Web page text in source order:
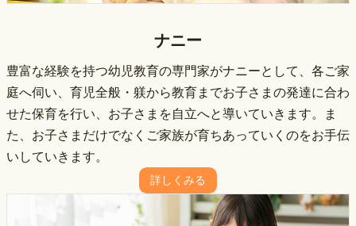
ナニー
豊富な経験を持つ幼児教育の専⾨家がナニーとして、各ご家
庭へ伺い、育児全般・躾から教育までお子さまの発達に合わ
せた保育を⾏い、お子さまを⾃⽴へと導いていきます。ま
た、お子さまだけでなくご家族が育ちあっていくのをお手伝
いしていきます。
詳しくみる